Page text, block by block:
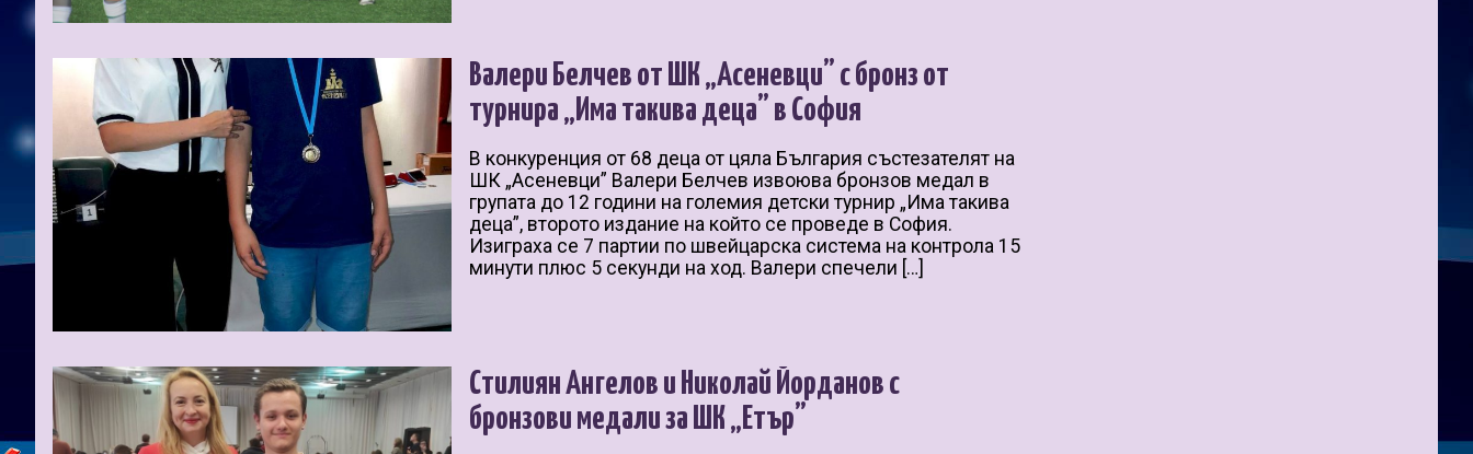
Валери Белчев от ШК „Асеневци” с бронз от
турнира „Има такива деца” в София
В конкуренция от 68 деца от цяла България състезателят на
ШК „Асеневци” Валери Белчев извоюва бронзов медал в
групата до 12 години на големия детски турнир „Има такива
деца”, второто издание на който се проведе в София.
Изиграха се 7 партии по швейцарска система на контрола 15
минути плюс 5 секунди на ход. Валери спечели […]
Стилиян Ангелов и Николай Йорданов с
бронзови медали за ШК „Етър”